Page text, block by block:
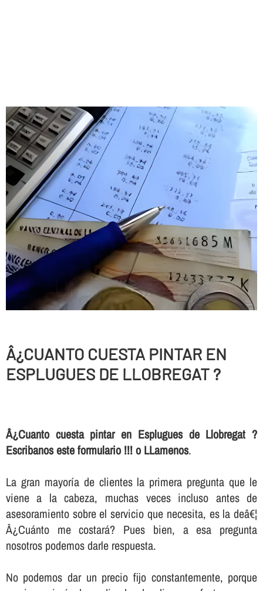
Â¿CUANTO CUESTA PINTAR EN
ESPLUGUES DE LLOBREGAT ?
Â¿Cuanto cuesta pintar en Esplugues de Llobregat ?
Escribanos este formulario !!! o LLamenos.
La gran mayorí­a de clientes la primera pregunta que le
viene a la cabeza, muchas veces incluso antes de
asesoramiento sobre el servicio que necesita, es la deâ€¦
Â¿Cuánto me costará? Pues bien, a esa pregunta
nosotros podemos darle respuesta.
No podemos dar un precio fijo constantemente, porque